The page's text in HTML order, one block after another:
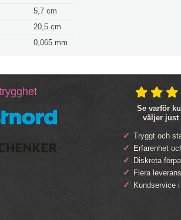
5,7 cm
20,5 cm
0,065 mm
Se varför
väljer just
Tryggt och
Erfarenhet
Diskreta
Flera
Kundservice